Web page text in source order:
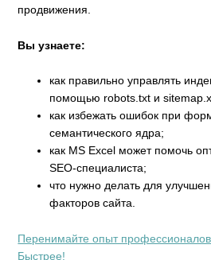
продвижения.
Вы узнаете:
как правильно управлять
помощью robots.txt и
как избежать ошибок при
семантического ядра;
как MS Excel может помочь
SEO-специалиста;
что нужно делать для
факторов сайта.
Перенимайте опыт
Быстрее!